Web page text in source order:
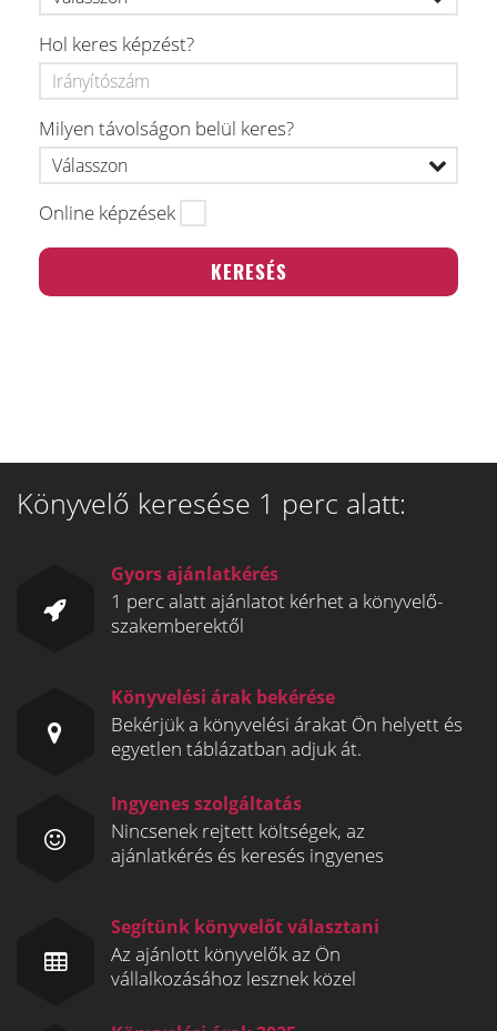
Hol keres képzést?
Milyen távolságon belül keres?
Online képzések
Könyvelő keresése 1 perc alatt:
Gyors ajánlatkérés
1 perc alatt ajánlatot kérhet a könyvelő-
szakemberektől
Könyvelési árak bekérése
Bekérjük a könyvelési árakat Ön helyett és
egyetlen táblázatban adjuk át.
Ingyenes szolgáltatás
Nincsenek rejtett költségek, az
ajánlatkérés és keresés ingyenes
Segítünk könyvelőt választani
Az ajánlott könyvelők az Ön
vállalkozásához lesznek közel